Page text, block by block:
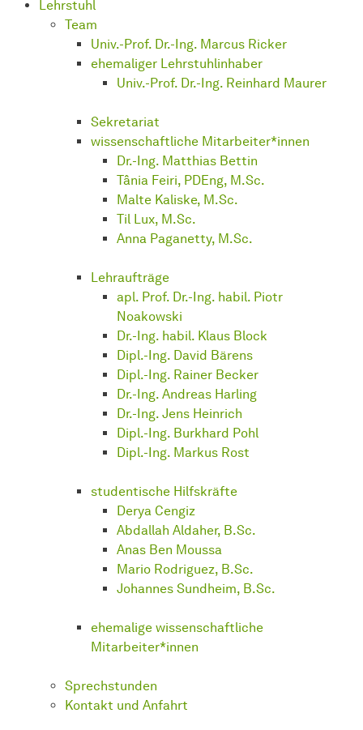
Lehrstuhl
Team
Univ.-Prof. Dr.-Ing. Marcus Ricker
ehemaliger Lehrstuhlinhaber
Univ.-Prof. Dr.-Ing. Reinhard Maurer
Sekretariat
wissenschaftliche Mitarbeiter*innen
Dr.-Ing. Matthias Bettin
Tânia Feiri, PDEng, M.Sc.
Malte Kaliske, M.Sc.
Til Lux, M.Sc.
Anna Paganetty, M.Sc.
Lehraufträge
apl. Prof. Dr.-Ing. habil. Piotr
Noakowski
Dr.-Ing. habil. Klaus Block
Dipl.-Ing. David Bärens
Dipl.-Ing. Rainer Becker
Dr.-Ing. Andreas Harling
Dr.-Ing. Jens Heinrich
Dipl.-Ing. Burkhard Pohl
Dipl.-Ing. Markus Rost
studentische Hilfskräfte
Derya Cengiz
Abdallah Aldaher, B.Sc.
Anas Ben Moussa
Mario Rodriguez, B.Sc.
Johannes Sundheim, B.Sc.
ehemalige wissenschaftliche
Mitarbeiter*innen
Sprechstunden
Kontakt und Anfahrt